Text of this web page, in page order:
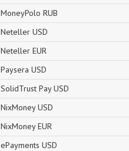
MoneyPolo RUB
Neteller USD
Neteller EUR
Paysera USD
SolidTrust Pay USD
NixMoney USD
NixMoney EUR
ePayments USD